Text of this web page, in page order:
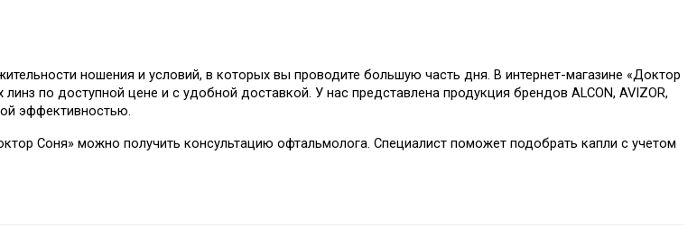
ношения и условий, в которых вы проводите большую часть дня. В интернет-магазине «Доктор
по доступной цене и с удобной доставкой. У нас представлена продукция брендов ALCON, AVIZOR,
эффективностью.
Соня» можно получить консультацию офтальмолога. Специалист поможет подобрать капли с учетом